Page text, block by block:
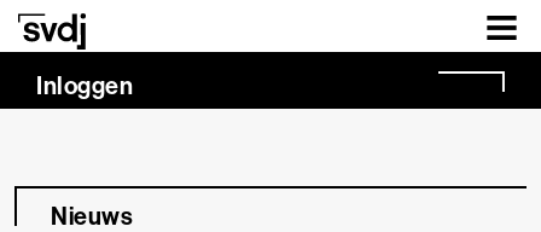
Naar hoofdinhoud
Inloggen
Nieuws